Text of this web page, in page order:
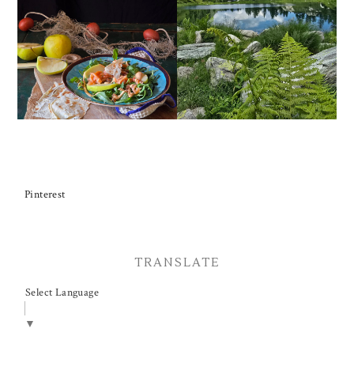
INSALATA DI SALMONE
AFFUMICATO, MELE,
NOCI, RUCOLA
VALLE MAIRA
Pinterest
TRANSLATE
Select Language
▼